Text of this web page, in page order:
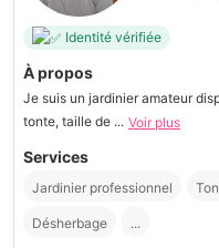
Identité vérifiée
À propos
Je suis un jardinier amateur
tonte, taille de ... Voir plus
Services
Jardinier professionnel
Désherbage ...